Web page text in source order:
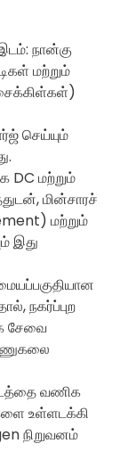
நான்கு
மற்றும்
செய்யும்
DC மற்றும்
மின்சாரச்
மற்றும்
இது
நகர்ப்புற
சேவை
வணிக
உள்ளடக்கி
நிறுவனம்